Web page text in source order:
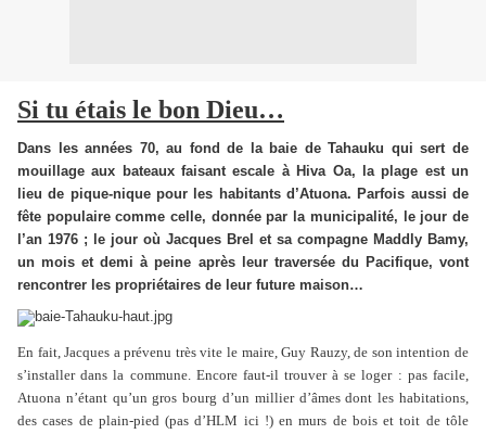
Si tu étais le bon Dieu…
Dans les années 70, au fond de la baie de Tahauku qui sert de
mouillage aux bateaux faisant escale à Hiva Oa, la plage est un
lieu de pique-nique pour les habitants d’Atuona. Parfois aussi de
fête populaire comme celle, donnée par la municipalité, le jour de
l’an 1976 ; le jour où Jacques Brel et sa compagne Maddly Bamy,
un mois et demi à peine après leur traversée du Pacifique, vont
rencontrer les propriétaires de leur future maison…
En fait, Jacques a prévenu très vite le maire, Guy Rauzy, de son intention de
s’installer dans la commune. Encore faut-il trouver à se loger : pas facile,
Atuona n’étant qu’un gros bourg d’un millier d’âmes dont les habitations,
des cases de plain-pied (pas d’HLM ici !) en murs de bois et toit de tôle